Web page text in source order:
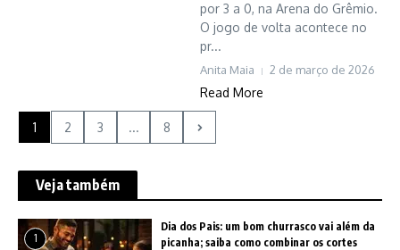
por 3 a 0, na Arena do Grêmio.
O jogo de volta acontece no
pr...
Anita Maia 2 de março de 2026
Read More
1 2 3 ... 8
Veja também
1
Dia dos Pais: um bom churrasco vai além da
picanha; saiba como combinar os cortes